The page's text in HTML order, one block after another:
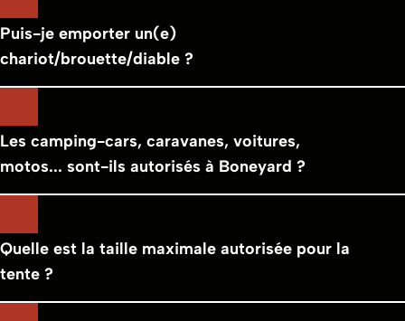
Puis-je emporter un(e)
chariot/brouette/diable ?
Les camping-cars, caravanes, voitures,
motos... sont-ils autorisés à Boneyard ?
Quelle est la taille maximale autorisée pour la
tente ?